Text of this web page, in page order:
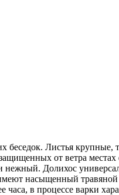
беседок. Листья крупные,
от ветра
нежный. Долихос
насыщенный травяной
в процессе варки